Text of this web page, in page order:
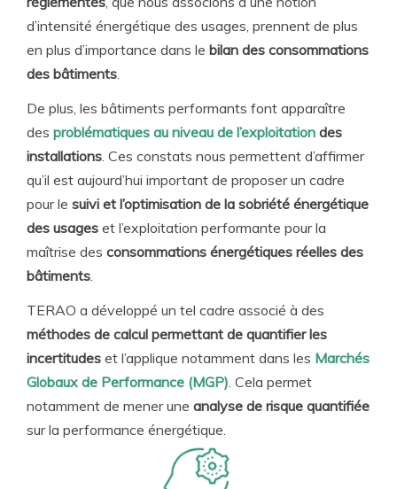
d’intensité énergétique des usages, prennent de plus
en plus d’importance dans le bilan des consommations
des bâtiments.
De plus, les bâtiments performants font apparaître
des problématiques au niveau de l’exploitation des
installations. Ces constats nous permettent d’affirmer
qu’il est aujourd’hui important de proposer un cadre
pour le suivi et l’optimisation de la sobriété énergétique
des usages et l’exploitation performante pour la
maîtrise des consommations énergétiques réelles des
bâtiments.
TERAO a développé un tel cadre associé à des
méthodes de calcul permettant de quantifier les
incertitudes et l’applique notamment dans les Marchés
Globaux de Performance (MGP). Cela permet
notamment de mener une analyse de risque quantifiée
sur la performance énergétique.